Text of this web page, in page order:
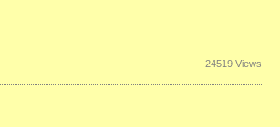
24519 Views